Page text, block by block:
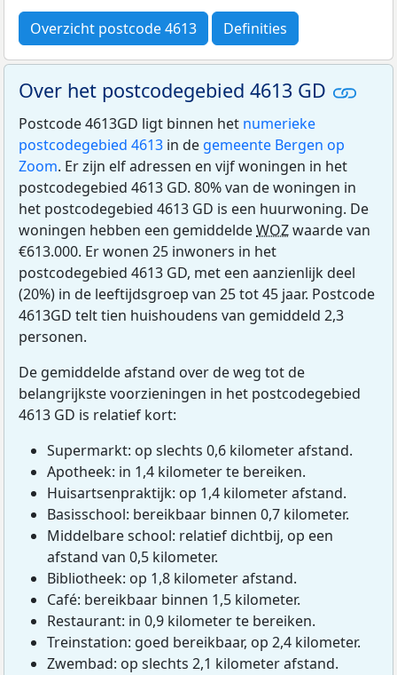
Overzicht postcode 4613 Definities
Over het postcodegebied 4613 GD
Postcode 4613GD ligt binnen het numerieke
postcodegebied 4613 in de gemeente Bergen op
Zoom. Er zijn elf adressen en vijf woningen in het
postcodegebied 4613 GD. 80% van de woningen in
het postcodegebied 4613 GD is een huurwoning. De
woningen hebben een gemiddeldeWOZwaarde van
€613.000. Er wonen 25 inwoners in het
postcodegebied 4613 GD, met een aanzienlijk deel
(20%) in de leeftijdsgroep van 25 tot 45 jaar. Postcode
4613GD telt tien huishoudens van gemiddeld 2,3
personen.
De gemiddelde afstand over de weg tot de
belangrijkste voorzieningen in het postcodegebied
4613 GD is relatief kort:
Supermarkt: op slechts 0,6 kilometer afstand.
Apotheek: in 1,4 kilometer te bereiken.
Huisartsenpraktijk: op 1,4 kilometer afstand.
Basisschool: bereikbaar binnen 0,7 kilometer.
Middelbare school: relatief dichtbij, op een
afstand van 0,5 kilometer.
Bibliotheek: op 1,8 kilometer afstand.
Café: bereikbaar binnen 1,5 kilometer.
Restaurant: in 0,9 kilometer te bereiken.
Treinstation: goed bereikbaar, op 2,4 kilometer.
Zwembad: op slechts 2,1 kilometer afstand.